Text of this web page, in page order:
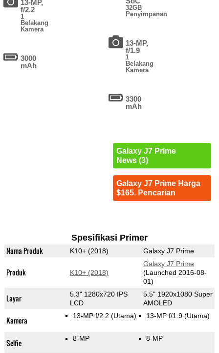
13-MP,
f/2.2
1
Belakang
Kamera
3000
mAh
32GB
Penyimpanan
13-MP,
f/1.9
1
Belakang
Kamera
3300
mAh
Galaxy J7 Prime
News (3)
Galaxy J7 Prime Harga
$165. Pencarian
Spesifikasi Primer
Nama Produk K10+ (2018) Galaxy J7 Prime
Produk K10+ (2018)
Galaxy J7 Prime
(Launched 2016-08-
01)
Layar
5.3" 1280x720 IPS
LCD
5.5" 1920x1080 Super
AMOLED
Kamera 13-MP f/2.2 (Utama) 13-MP f/1.9 (Utama)
Selfie 8-MP 8-MP